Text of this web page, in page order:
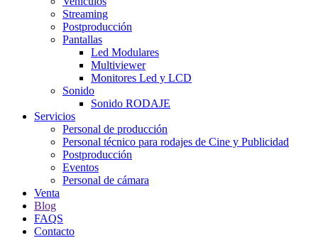
Streaming
Postproducción
Pantallas
Led Modulares
Multiviewer
Monitores Led y LCD
Sonido
Sonido RODAJE
Servicios
Personal de producción
Personal técnico para rodajes de Cine y Publicidad
Postproducción
Eventos
Personal de cámara
Venta
Blog
FAQS
Contacto